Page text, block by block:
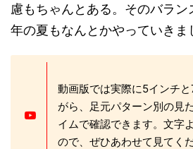
慮もちゃんとある。そのバラ
年の夏もなんとかやっていきま
動画版では実際に5インチ
がら、足元パターン別の見
イムで確認できます。文字
ので、ぜひあわせて見てく